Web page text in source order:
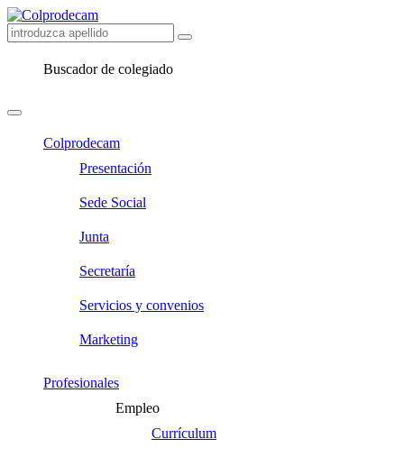
Buscador de colegiado
Colprodecam
Presentación
Sede Social
Junta
Secretaría
Servicios y convenios
Marketing
Profesionales
Empleo
Currículum